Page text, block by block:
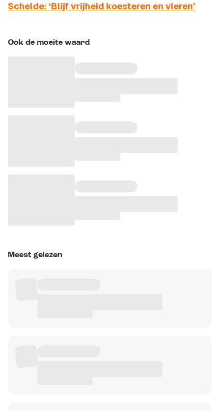
Schelde: ‘Blijf vrijheid koesteren en vieren’
Ook de moeite waard
Meest gelezen